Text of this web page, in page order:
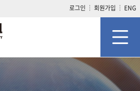
로그인 회원가입 ENG